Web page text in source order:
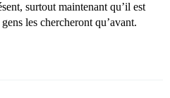
surtout maintenant qu’il est
les chercheront qu’avant.